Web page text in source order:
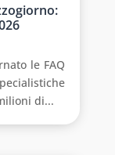
le FAQ
di...